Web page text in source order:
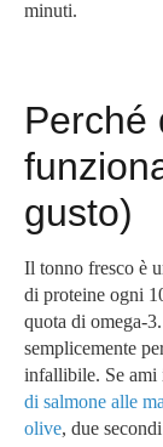
minuti.
Perché
gusto)
Il tonno fresco è
di proteine ogni
quota di omega-
semplicemente
infallibile. Se ami
di salmone alle
olive, due